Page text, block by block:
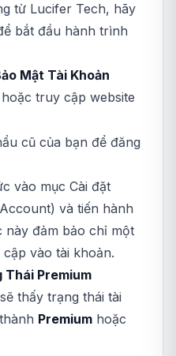
từ Lucifer Tech, hãy
bắt đầu hành trình
Mật Tài Khoản
truy cập website
cũ của bạn để đăng
vào mục Cài đặt
và tiến hành
này đảm bảo chỉ một
vào tài khoản.
Thái Premium
thấy trạng thái tài
Premium hoặc